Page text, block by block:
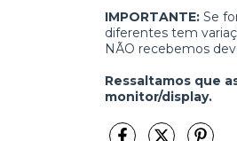
IMPORTANTE: Se
diferentes tem
NÃO recebemos
Ressaltamos que
monitor/display.